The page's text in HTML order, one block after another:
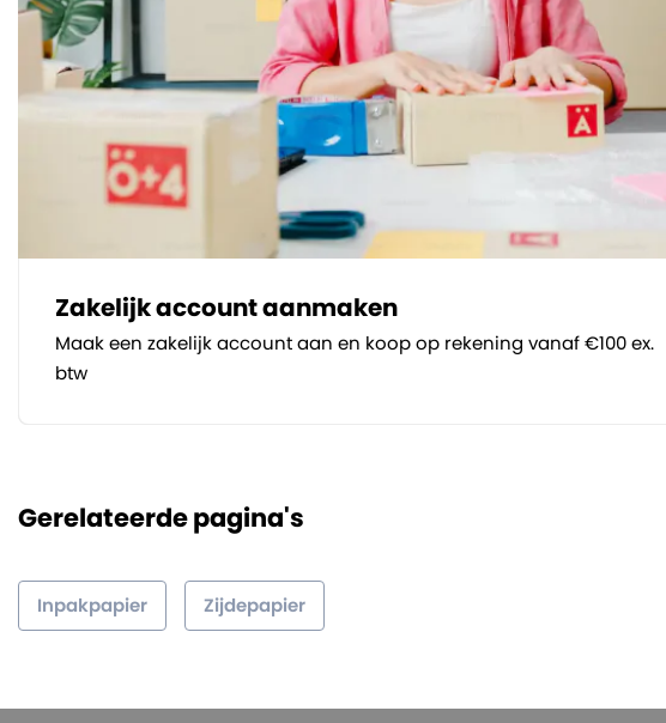
Zakelijk account aanmaken
Maak een zakelijk account aan en koop op rekening vanaf €100 ex.
btw
Gerelateerde pagina's
Inpakpapier Zijdepapier